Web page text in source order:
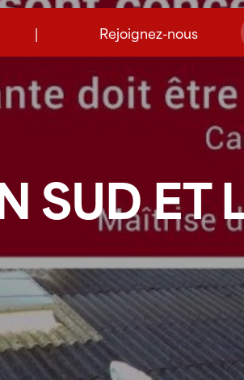
| Rejoignez-nous
SUD ET